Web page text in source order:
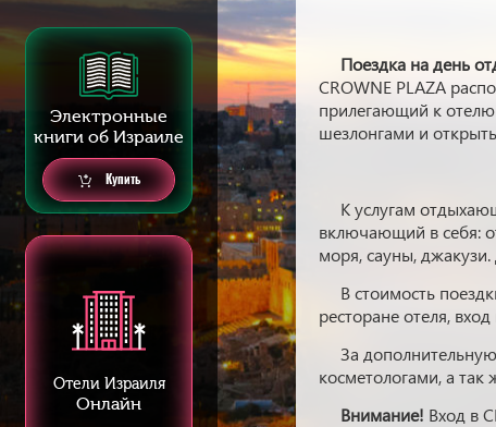
Электронные
книги об Израиле
Купить
Отели Израиля
Онлайн
Поездка на день
CROWNE PLAZA
прилегающий к
шезлонгами и
К услугам
включающий в себя:
моря, сауны,
В стоимость
ресторане отеля,
За
косметологами, а
Внимание! Вход в